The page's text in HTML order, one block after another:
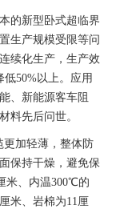
的新型卧式超临界
生产规模受限等问
续化生产，生产效
50%以上。应用
、新能源客车阻
料先后问世。
加轻薄，整体防
保持干燥，避免保
米、内温300℃的
米、岩棉为11厘